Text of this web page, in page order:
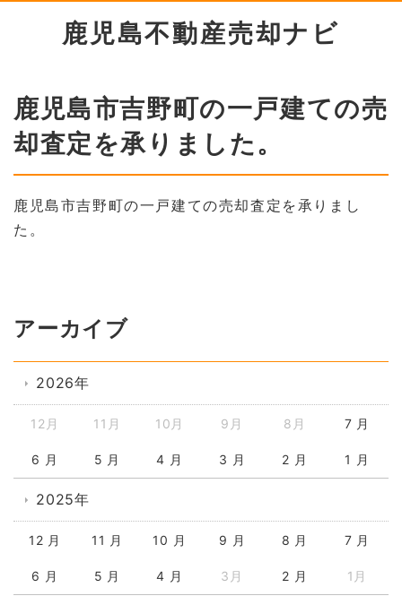
鹿児島不動産売却ナビ
鹿児島市吉野町の一戸建ての売
却査定を承りました。
鹿児島市吉野町の一戸建ての売却査定を承りまし
た。
アーカイブ
2026年
12月 11月 10月 9月 8月 7 月
6 月 5 月 4 月 3 月 2 月 1 月
2025年
12 月 11 月 10 月 9 月 8 月 7 月
6 月 5 月 4 月 3月 2 月 1月